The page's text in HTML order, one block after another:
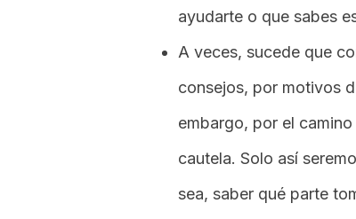
ayudarte o que sabes
A veces, sucede que
consejos, por motivos
embargo, por el
cautela. Solo así
sea, saber qué parte